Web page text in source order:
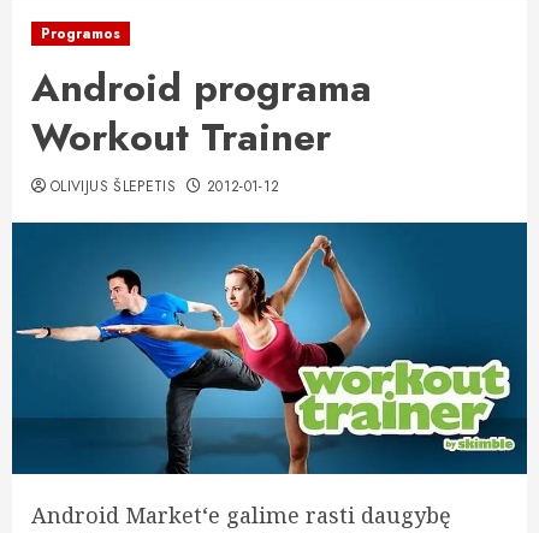
Programos
Android programa
Workout Trainer
OLIVIJUS ŠLEPETIS 2012-01-12
Android Market‘e galime rasti daugybę